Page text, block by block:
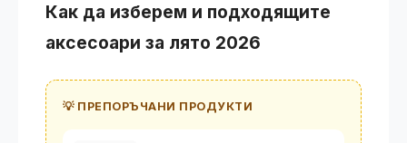
Как да изберем и подходящите
аксесоари за лято 2026
💡 ПРЕПОРЪЧАНИ ПРОДУКТИ